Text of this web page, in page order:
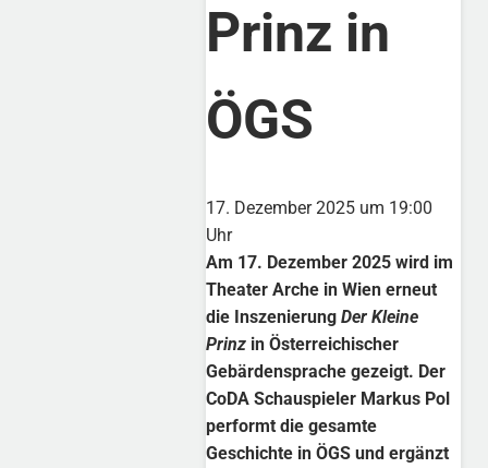
Prinz in
ÖGS
17. Dezember 2025 um 19:00
Uhr
Am 17. Dezember 2025 wird im
Theater Arche in Wien erneut
die InszenierungDer Kleine
Prinz in Österreichischer
Gebärdensprache gezeigt. Der
CoDA Schauspieler Markus Pol
performt die gesamte
Geschichte in ÖGS und ergänzt